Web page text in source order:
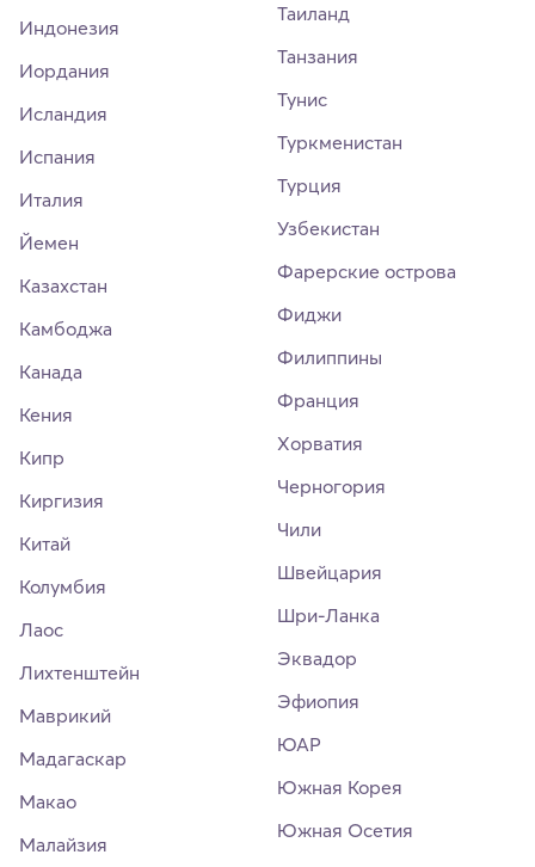
Индонезия
Иордания
Исландия
Испания
Италия
Йемен
Казахстан
Камбоджа
Канада
Кения
Кипр
Киргизия
Китай
Колумбия
Лаос
Лихтенштейн
Маврикий
Мадагаскар
Макао
Малайзия
Таиланд
Танзания
Тунис
Туркменистан
Турция
Узбекистан
Фарерские острова
Фиджи
Филиппины
Франция
Хорватия
Черногория
Чили
Швейцария
Шри-Ланка
Эквадор
Эфиопия
ЮАР
Южная Корея
Южная Осетия